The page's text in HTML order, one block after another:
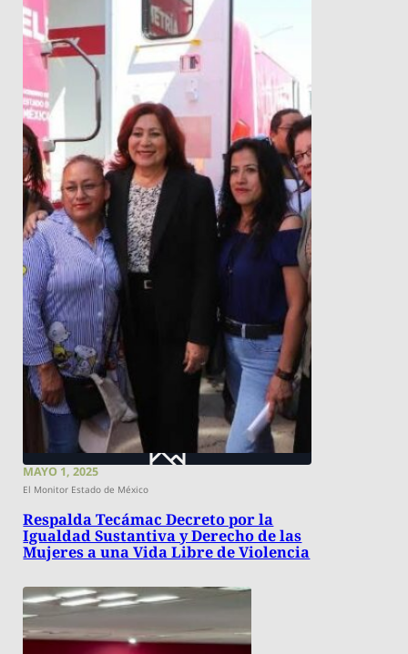
MAYO 1, 2025
El Monitor Estado de México
Respalda Tecámac Decreto por la
Igualdad Sustantiva y Derecho de las
Mujeres a una Vida Libre de Violencia